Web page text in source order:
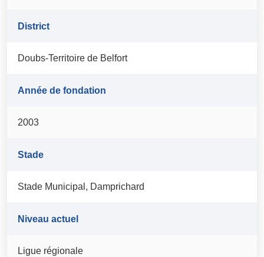
District
Doubs-Territoire de Belfort
Année de fondation
2003
Stade
Stade Municipal, Damprichard
Niveau actuel
Ligue régionale